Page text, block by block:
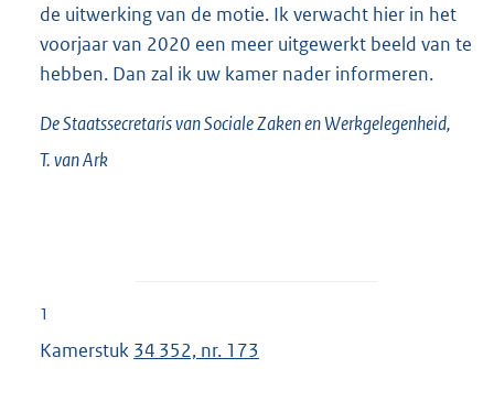
de uitwerking van de motie. Ik verwacht hier in het
voorjaar van 2020 een meer uitgewerkt beeld van te
hebben. Dan zal ik uw kamer nader informeren.
De Staatssecretaris van Sociale Zaken en Werkgelegenheid,
T. vanArk
1
Kamerstuk 34 352, nr. 173